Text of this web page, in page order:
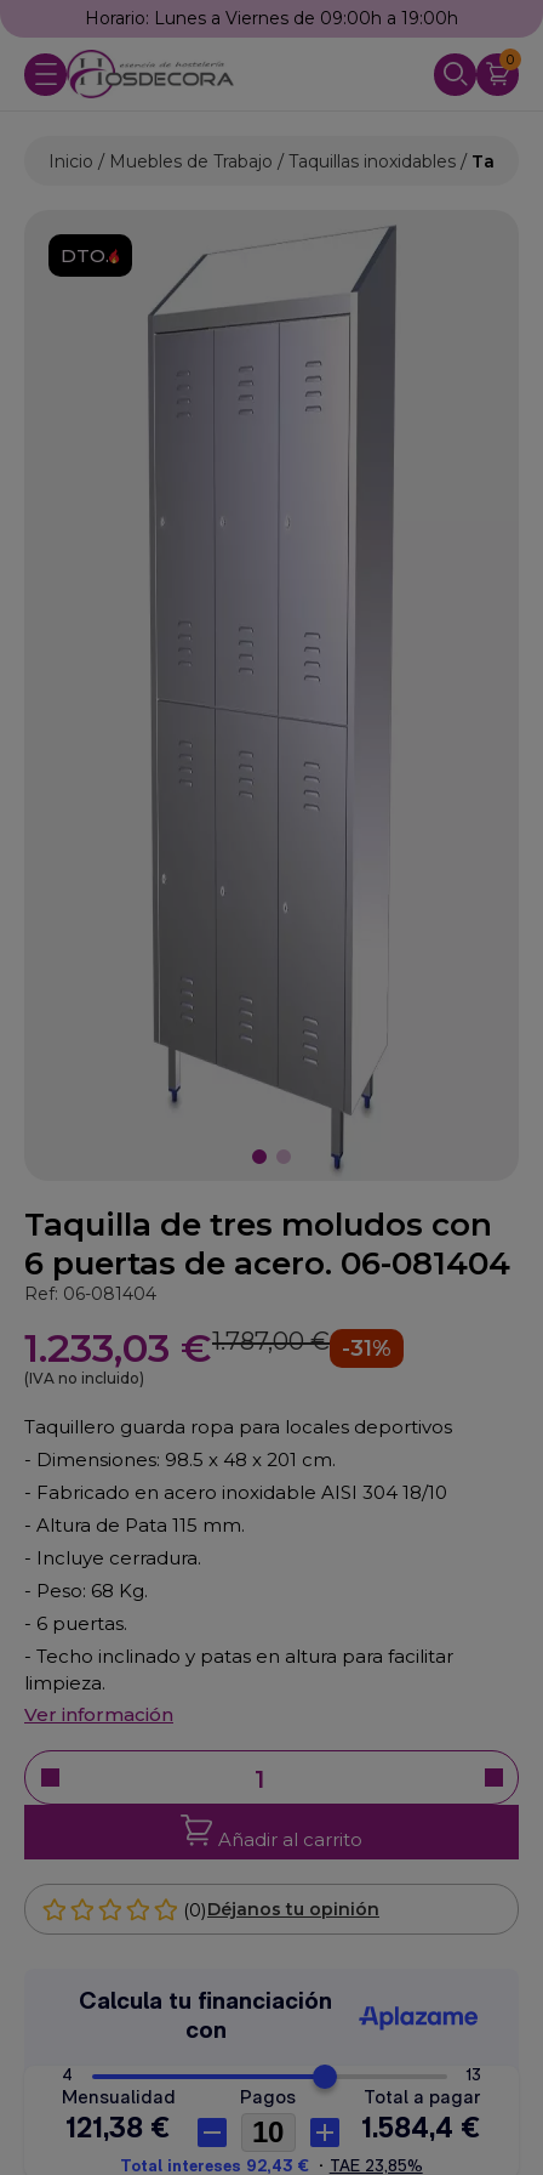
Horario: Lunes a Viernes de 09:00h a 19:00h
0
Inicio Muebles de Trabajo Taquillas inoxidables
DTO.
Taquilla de tres moludos con
6 puertas de acero. 06-081404
Ref: 06-081404
1.233,03 €1.787,00 € -31%
(IVA no incluido)
Taquillero guarda ropa para locales deportivos
- Dimensiones: 98.5 x 48 x 201 cm.
- Fabricado en acero inoxidable AISI 304 18/10
- Altura de Pata 115 mm.
- Incluye cerradura.
- Peso: 68 Kg.
- 6 puertas.
- Techo inclinado y patas en altura para facilitar
limpieza.
Ver información
Añadir al carrito
(0)Déjanos tu opinión